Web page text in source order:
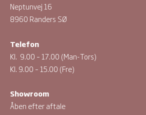
Neptunvej 16
8960 Randers SØ
Telefon
Kl. 9.00 – 17.00 (Man-Tors)
Kl. 9.00 – 15.00 (Fre)
Showroom
Åben efter aftale